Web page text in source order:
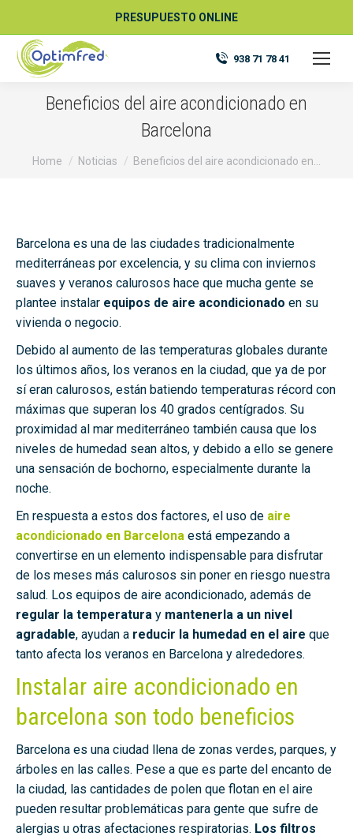
PRESUPUESTO ONLINE
938 71 78 41
Beneficios del aire acondicionado en
Barcelona
You are here:
Home Noticias Beneficios del aire acondicionado en…
Barcelona es una de las ciudades tradicionalmente
mediterráneas por excelencia, y su clima con inviernos
suaves y veranos calurosos hace que mucha gente se
plantee instalar equipos de aire acondicionado en su
vivienda o negocio.
Debido al aumento de las temperaturas globales durante
los últimos años, los veranos en la ciudad, que ya de por
sí eran calurosos, están batiendo temperaturas récord con
máximas que superan los 40 grados centígrados. Su
proximidad al mar mediterráneo también causa que los
niveles de humedad sean altos, y debido a ello se genere
una sensación de bochorno, especialmente durante la
noche.
En respuesta a estos dos factores, el uso de aire
acondicionado en Barcelona está empezando a
convertirse en un elemento indispensable para disfrutar
de los meses más calurosos sin poner en riesgo nuestra
salud. Los equipos de aire acondicionado, además de
regular la temperatura y mantenerla a un nivel
agradable, ayudan a reducir la humedad en el aire que
tanto afecta los veranos en Barcelona y alrededores.
Instalar aire acondicionado en
barcelona son todo beneficios
Barcelona es una ciudad llena de zonas verdes, parques, y
árboles en las calles. Pese a que es parte del encanto de
la ciudad, las cantidades de polen que flotan en el aire
pueden resultar problemáticas para gente que sufre de
alergias u otras afectaciones respiratorias. Los filtros